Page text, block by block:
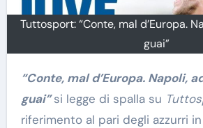
Tuttosport: “Conte, mal d’Europa.
guai”
“Conte, mal d’Europa. Napoli, adesso sono
guai”si legge di spalla su
riferimento al pari degli azzurri